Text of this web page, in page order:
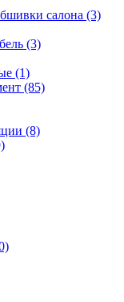
салона (3)
(3)
(1)
(85)
(8)